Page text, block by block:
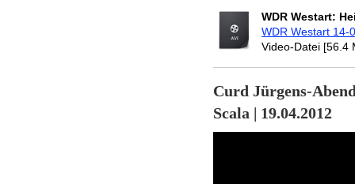
WDR Westart:
WDR Westart 14-
Video-Datei [56.4
Curd Jürgens-
Scala | 19.04.2012